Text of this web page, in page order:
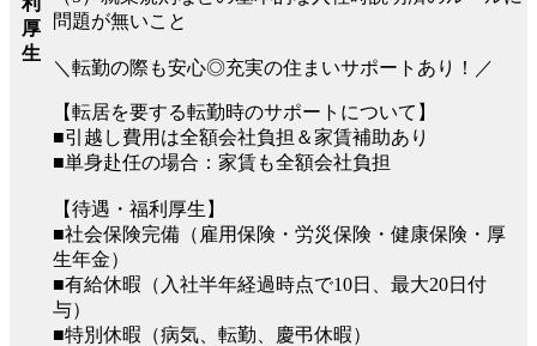
厚
生
問題が無いこと
＼転勤の際も安心◎充実の住まいサポートあり！／
【転居を要する転勤時のサポートについて】
■引越し費用は全額会社負担＆家賃補助あり
■単身赴任の場合：家賃も全額会社負担
【待遇・福利厚生】
■社会保険完備（雇用保険・労災保険・健康保険・厚
生年金）
■有給休暇（入社半年経過時点で10日、最大20日付
与）
■特別休暇（病気、転勤、慶弔休暇）